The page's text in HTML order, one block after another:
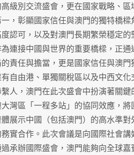
高級別交流盛會，更在國家戰略、
一，彰顯國家信任與澳門的獨特橋
度認可，以及對澳門長期繁榮穩定
連接中國與世界的重要橋樑，正
的責任與擔當，更是國家信任與澳
自由港、單獨關稅區以及中西文
人，澳門在此次盛會中扮演著關
大灣區「一程多站」的協同效應，
展示中國（包括澳門）的高水準
務實合作。此次會議是向國際社會
承辦國際盛會，澳門能夠向全球